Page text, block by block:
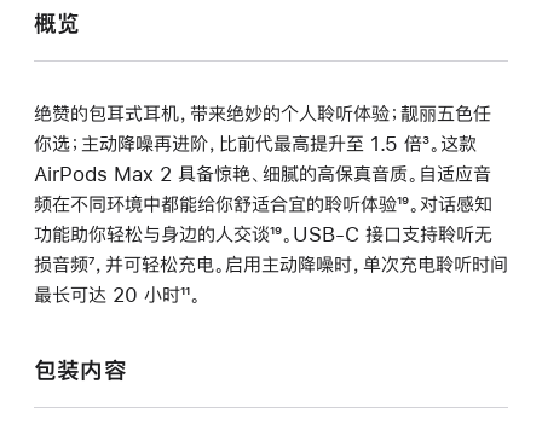
概览
绝赞的包耳式耳机，带来绝妙的个人聆听体验；靓丽五色任
你选；主动降噪再进阶，比前代最高提升至 1.5 倍脚
注
³。这款
AirPods Max 2 具备惊艳、细腻的高保真音质。自适应音
频在不同环境中都能给你舒适合宜的聆听体验脚
注
¹⁹。对话感知
功能助你轻松与身边的人交谈脚
注
¹⁹。USB-C 接口支持聆听无
损音频脚
注
⁷，并可轻松充电。启用主动降噪时，单次充电聆听时间
最长可达 20 小时脚
¹¹。
包装内容